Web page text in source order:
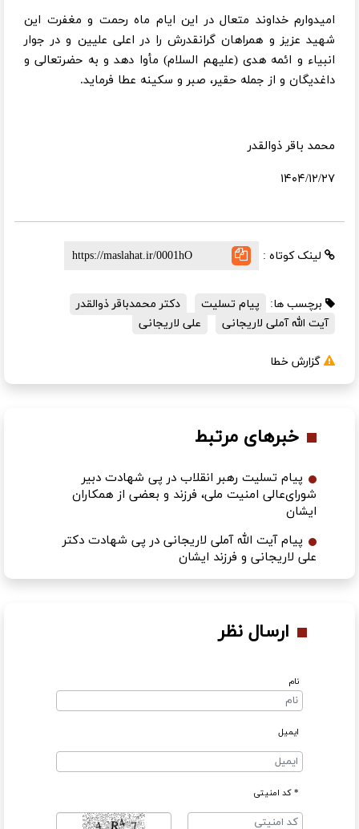
امیدوارم خداوند متعال در این ایام ماه رحمت و مغفرت این
شهید عزیز و همراهان گرانقدرش را در اعلی علیین و در جوار
انبیاء و ائمه هدی (علیهم السلام) مأوا دهد و به حضرتعالی و
داغدیگان و از جمله حقیر، صبر و سکینه عطا فرماید.
محمد باقر ذوالقدر
۱۴۰۴/۱۲/۲۷
لینک کوتاه :
برچسب ها: پیام تسلیت
دکتر محمدباقر ذوالقدر
آیت الله آملی لاریجانی
علی لاریجانی
گزارش خطا
خبرهای مرتبط
پیام تسلیت رهبر انقلاب در پی شهادت دبیر
شورای‌عالی امنیت ملی، فرزند و بعضی از همکاران
ایشان
پیام آیت الله آملی لاریجانی در پی شهادت دکتر
علی لاریجانی و فرزند ایشان
ارسال نظر
نام
ایمیل
* کد امنیتی